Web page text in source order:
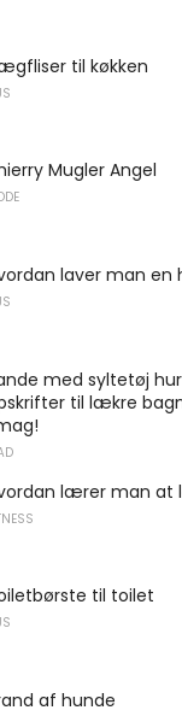
til køkken
Mugler Angel
laver man en
med syltetøj
til lækre
lærer man at
til toilet
af hunde